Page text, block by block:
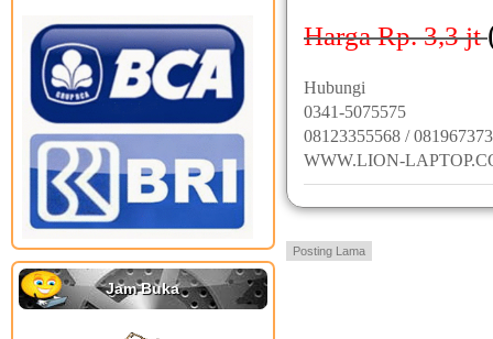
Jam Buka
Harga Rp. 3,3jt
Hubungi
0341-5075575
08123355568 /
WWW.LION-
Posting Lama